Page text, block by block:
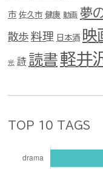
市 佐久市 健康 動画 夢
散歩 料理 日本酒 映
光 詩 読書軽井
TOP 10 TAGS